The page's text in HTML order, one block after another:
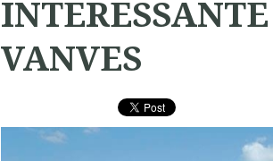
VANVES